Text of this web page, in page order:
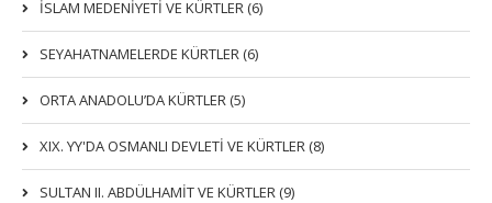
İSLAM MEDENİYETİ VE KÜRTLER (6)
SEYAHATNAMELERDE KÜRTLER (6)
ORTA ANADOLU’DA KÜRTLER (5)
XIX. YY'DA OSMANLI DEVLETI VE KÜRTLER (8)
SULTAN II. ABDÜLHAMİT VE KÜRTLER (9)